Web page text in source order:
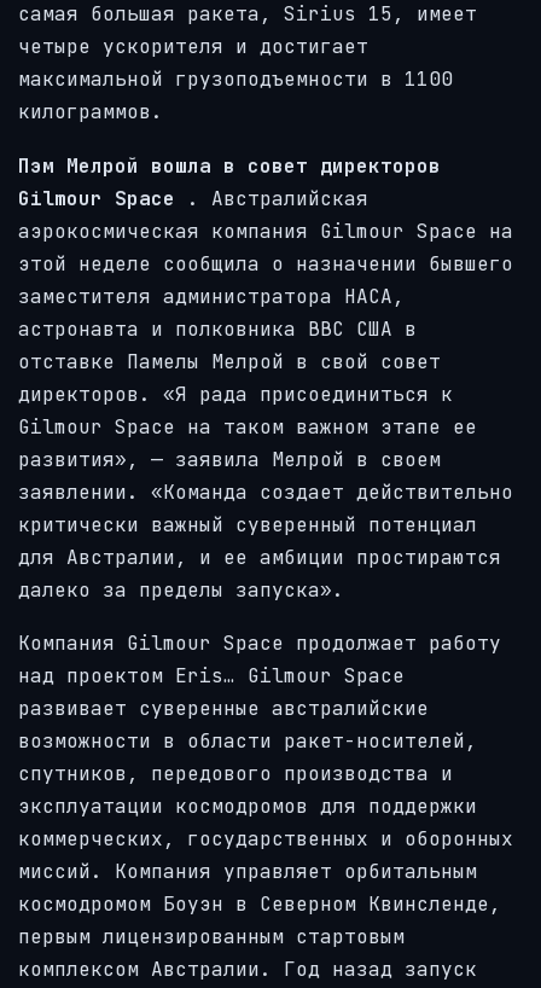
самая большая ракета, Sirius 15, имеет
четыре ускорителя и достигает
максимальной грузоподъемности в 1100
килограммов.
Пэм Мелрой вошла в совет директоров
Gilmour Space . Австралийская
аэрокосмическая компания Gilmour Space на
этой неделе сообщила о назначении бывшего
заместителя администратора НАСА,
астронавта и полковника ВВС США в
отставке Памелы Мелрой в свой совет
директоров. «Я рада присоединиться к
Gilmour Space на таком важном этапе ее
развития», — заявила Мелрой в своем
заявлении. «Команда создает действительно
критически важный суверенный потенциал
для Австралии, и ее амбиции простираются
далеко за пределы запуска».
Компания Gilmour Space продолжает работу
над проектом Eris… Gilmour Space
развивает суверенные австралийские
возможности в области ракет-носителей,
спутников, передового производства и
эксплуатации космодромов для поддержки
коммерческих, государственных и оборонных
миссий. Компания управляет орбитальным
космодромом Боуэн в Северном Квинсленде,
первым лицензированным стартовым
комплексом Австралии. Год назад запуск